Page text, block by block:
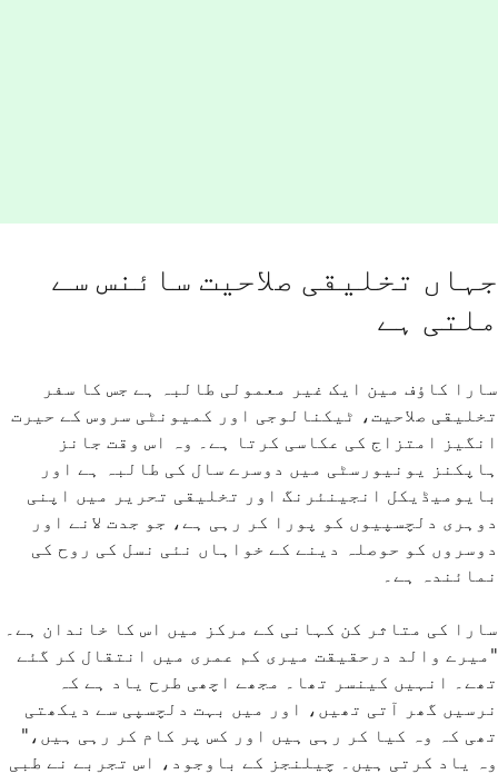
جہاں تخلیقی صلاحیت سائنس سے
ملتی ہے
سارا کاؤف مین ایک غیر معمولی طالبہ ہے جس کا سفر
تخلیقی صلاحیت، ٹیکنالوجی اور کمیونٹی سروس کے حیرت
انگیز امتزاج کی عکاسی کرتا ہے۔ وہ اس وقت جانز
ہاپکنز یونیورسٹی میں دوسرے سال کی طالبہ ہے اور
بایومیڈیکل انجینئرنگ اور تخلیقی تحریر میں اپنی
دوہری دلچسپیوں کو پورا کر رہی ہے، جو جدت لانے اور
دوسروں کو حوصلہ دینے کے خواہاں نئی نسل کی روح کی
نمائندہ ہے۔
سارا کی متاثر کن کہانی کے مرکز میں اس کا خاندان ہے۔
"میرے والد درحقیقت میری کم عمری میں انتقال کر گئے
تھے۔ انہیں کینسر تھا۔ مجھے اچھی طرح یاد ہے کہ
نرسیں گھر آتی تھیں، اور میں بہت دلچسپی سے دیکھتی
تھی کہ وہ کیا کر رہی ہیں اور کس پر کام کر رہی ہیں،"
وہ یاد کرتی ہیں۔ چیلنجز کے باوجود، اس تجربے نے طبی